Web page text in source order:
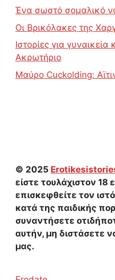
Ένα σωστό σομαλικό
Οι Βρικόλακες της
Ιστορίες για
Ακρωτήριο
Μαύρο Cuckolding:
© 2025
είστε τουλάχιστον 18
επισκεφθείτε τον
κατά της παιδικής
συναντήσετε
αυτήν, μη διστάσετε
μας.